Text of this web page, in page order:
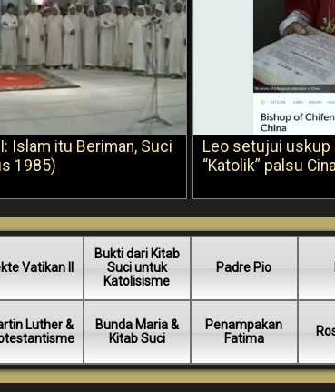
Islam itu Beriman, Suci
1985)
Leo setujui uskup
“Katolik” palsu
Vatikan II
Bukti dari Kitab
Suci untuk
Katolisisme
Padre Pio
Luther &
Bunda Maria &
Kitab Suci
Penampakan
Fatima